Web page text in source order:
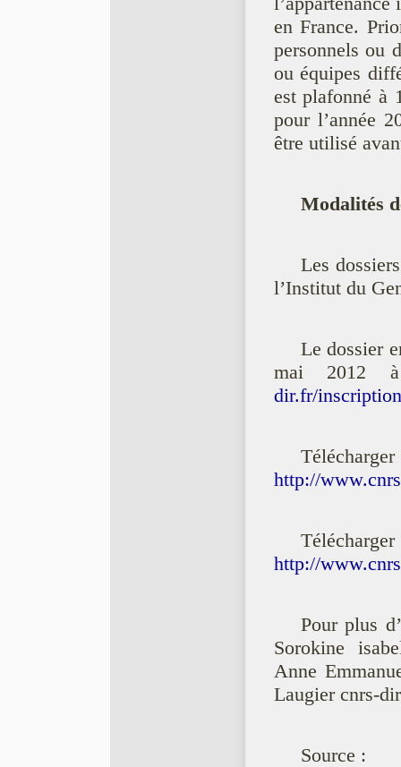
en France.
personnels ou
ou équipes
est plafonné à
pour l’année
être utilisé
Modalités
Les
l’Institut du
Le dossier
mai 2012
dir.fr/
http://
http://
Pour plus
Sorokine
Anne
Laugier cnrs-
Source :